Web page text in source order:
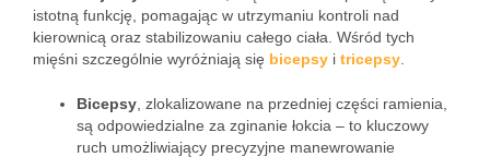
istotną funkcję, pomagając w utrzymaniu kontroli nad
kierownicą oraz stabilizowaniu całego ciała. Wśród tych
mięśni szczególnie wyróżniają się bicepsy i tricepsy
Bicepsy , zlokalizowane na przedniej części ramienia,
są odpowiedzialne za zginanie łokcia – to kluczowy
ruch umożliwiający precyzyjne manewrowanie